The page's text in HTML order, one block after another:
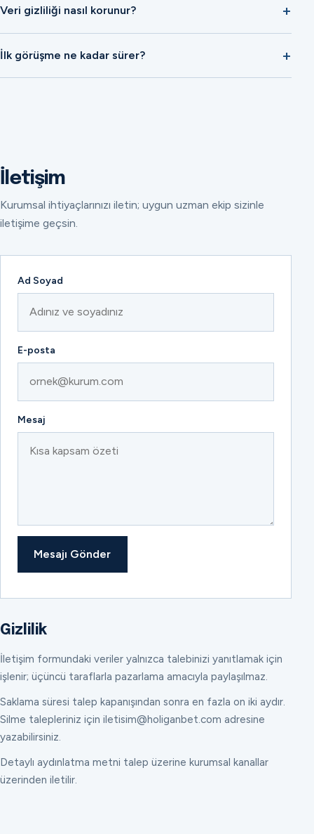
Veri gizliliği nasıl korunur?
İlk görüşme ne kadar sürer?
İletişim
Kurumsal ihtiyaçlarınızı iletin; uygun uzman ekip sizinle
iletişime geçsin.
Ad Soyad
E-posta
Mesaj
Mesajı Gönder
Gizlilik
İletişim formundaki veriler yalnızca talebinizi yanıtlamak için
işlenir; üçüncü taraflarla pazarlama amacıyla paylaşılmaz.
Saklama süresi talep kapanışından sonra en fazla on iki aydır.
Silme talepleriniz için iletisim@holiganbet.com adresine
yazabilirsiniz.
Detaylı aydınlatma metni talep üzerine kurumsal kanallar
üzerinden iletilir.